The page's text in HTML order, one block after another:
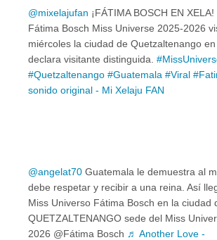
@mixelajufan ¡FÁTIMA BOSCH EN
Fátima Bosch Miss Universe 2025-2026
miércoles la ciudad de Quetzaltenango
declara visitante distinguida.
#Quetzaltenango #Guatemala #Viral
sonido original - Mi Xelaju FAN
@angelat70 Guatemala le demuestra al
debe respetar y recibir a una reina. Así
Miss Universo Fátima Bosch en la ciudad
QUETZALTENANGO sede del Miss
2026 @Fátima Bosch ♬ Another Love -